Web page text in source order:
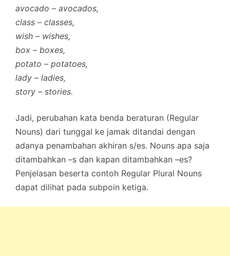
avocado – avocados,
class – classes,
wish – wishes,
box – boxes,
potato – potatoes,
lady – ladies,
story – stories.
Jadi, perubahan kata benda beraturan (Regular
Nouns) dari tunggal ke jamak ditandai dengan
adanya penambahan akhiran s/es. Nouns apa saja
ditambahkan –s dan kapan ditambahkan –es?
Penjelasan beserta contoh Regular Plural Nouns
dapat dilihat pada subpoin ketiga.